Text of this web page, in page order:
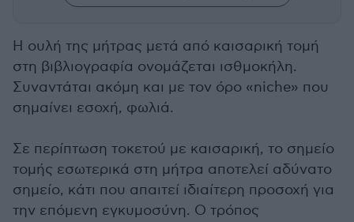
Η ουλή της μήτρας μετά από καισαρική τομή
στη βιβλιογραφία ονομάζεται ισθμοκήλη.
Συναντάται ακόμη και με τον όρο «niche» που
σημαίνει εσοχή, φωλιά.
Σε περίπτωση τοκετού με καισαρική, το σημείο
τομής εσωτερικά στη μήτρα αποτελεί αδύνατο
σημείο, κάτι που απαιτεί ιδιαίτερη προσοχή για
την επόμενη εγκυμοσύνη. Ο τρόπος